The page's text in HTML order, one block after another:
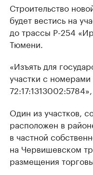
Строительство
будет вестись на
до трассы P-254
Тюмени.
«Изъять для
участки с номерами
Один из участков,
расположен в
в частной
на Червишевском
размещения